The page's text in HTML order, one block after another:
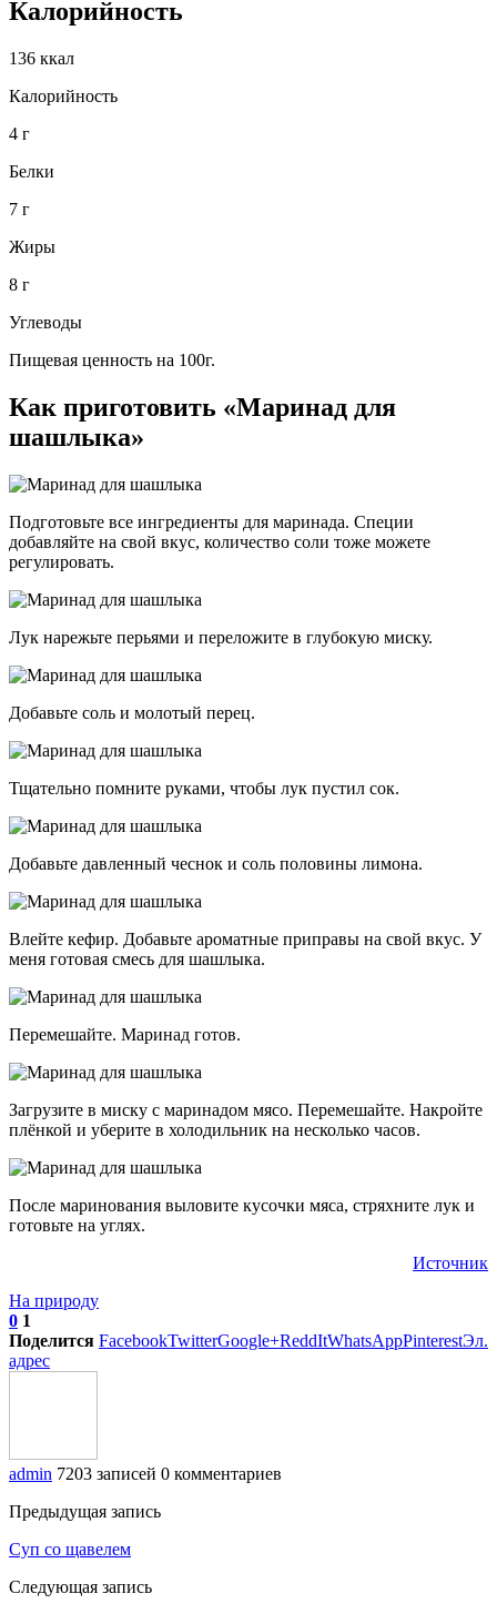
Калорийность
136 ккал
Калорийность
4 г
Белки
7 г
Жиры
8 г
Углеводы
Пищевая ценность на 100г.
Как приготовить «Маринад для
шашлыка»
Подготовьте все ингредиенты для маринада. Специи
добавляйте на свой вкус, количество соли тоже можете
регулировать.
Лук нарежьте перьями и переложите в глубокую миску.
Добавьте соль и молотый перец.
Тщательно помните руками, чтобы лук пустил сок.
Добавьте давленный чеснок и соль половины лимона.
Влейте кефир. Добавьте ароматные приправы на свой вкус. У
меня готовая смесь для шашлыка.
Перемешайте. Маринад готов.
Загрузите в миску с маринадом мясо. Перемешайте. Накройте
плёнкой и уберите в холодильник на несколько часов.
После маринования выловите кусочки мяса, стряхните лук и
готовьте на углях.
Источник
На природу
0 1
Поделится FacebookTwitterGoogle+ReddItWhatsAppPinterestЭл.
адрес
admin 7203 записей 0 комментариев
Предыдущая запись
Суп со щавелем
Следующая запись